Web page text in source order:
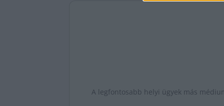
A legfontosabb helyi ügyek más